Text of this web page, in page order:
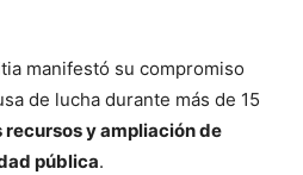
manifestó su compromiso
de lucha durante más de 15
recursos y ampliación de
pública.